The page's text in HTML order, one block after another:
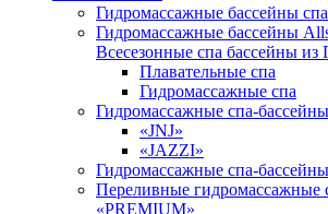
Гидромассажные бассейны
Гидромассажные бассейны
Всесезонные спа бассейны из
Плавательные спа
Гидромассажные спа
Гидромассажные спа-
«JNJ»
«JAZZI»
Гидромассажные спа-
Переливные гидромассажные
«PREMIUM»